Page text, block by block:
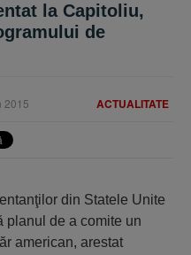
la Capitoliu,
de
ACTUALITATE
2015
din Statele Unite
planul de a comite un
american, arestat